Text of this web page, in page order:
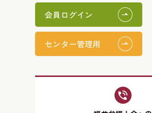
会員ログイン
センター管理用